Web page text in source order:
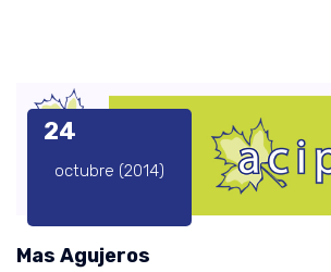
24
octubre (2014)
Mas Agujeros